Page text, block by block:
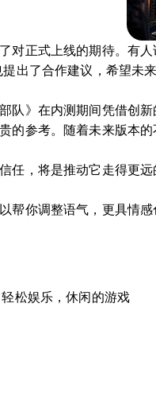
对正式上线的期待。有
提出了合作建议，希望未
队》在内测期间凭借创
的参考。随着未来版本
任，将是推动它走得更远
帮你调整语气，更具情
轻松娱乐，休闲的游戏